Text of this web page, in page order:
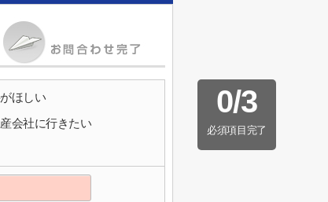
0/3
必須項目完了
ほしい
会社に行きたい